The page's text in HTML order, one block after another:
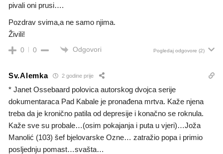
pivali oni prusi….
Pozdrav svima,a ne samo njima.
Živili!
0 0 Odgovori Pogledaj odgovore (2)
Sv.Alemka 2 godine prije
* Janet Ossebaard polovica autorskog dvojca serije
dokumentaraca Pad Kabale je pronađena mrtva. Kaže njena
treba da je kronično patila od depresije i konačno se roknula.
Kaže sve su probale…(osim pokajanja i puta u vjeri)…Joža
Manolić (103) šef bjelovarske Ozne… zatražio popa i primio
posljednju pomast…svašta…